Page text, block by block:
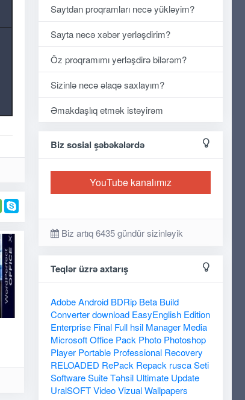
Saytdan proqramları necə yükləyim?
Sayta necə xəbər yerləşdirim?
Öz proqramımı yerləşdirə bilərəm?
Sizinlə necə əlaqə saxlayım?
Əmakdaşlıq etmək istəyirəm
Biz sosial şəbəkələrdə
YouTube kanalımız
Biz artıq 6435 gündür sizinləyik
Teqlər üzrə axtarış
Adobe Android BDRip Beta Build
Converter download EasyEnglish Edition
Enterprise Final Full hsil Manager Media
Microsoft Office Pack Photo Photoshop
Player Portable Professional Recovery
RELOADED RePack Repack rusca Seti
Software Suite Təhsil Ultimate Update
UralSOFT Video Vizual Wallpapers